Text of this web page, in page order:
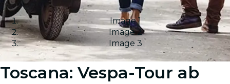
Image 1
Image 2
Image 3
Toscana: Vespa-Tour ab